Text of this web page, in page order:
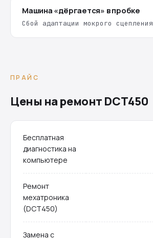
Машина «дёргается» в пробке
Сбой адаптации мокрого сцепления
ПРАЙС
Цены на ремонт DCT450
Бесплатная
диагностика на
компьютере
Ремонт
мехатроника
(DCT450)
Замена с